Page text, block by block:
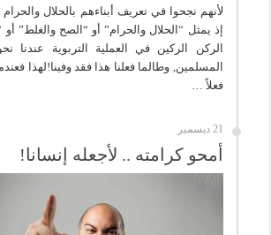
لأنهم نجحوا في تعريف أبناءهم بالحلال
إذ يمثل “الحلال والحرام” أو “الصح والغلط”
الركن الركين في العملية التربوية
المسلمين, وطالما فعلنا هذا فقد وفينا!لهذا
فعلاً …
21 ديسمبر
أمحو كرامته .. لأجعله إنسانا!